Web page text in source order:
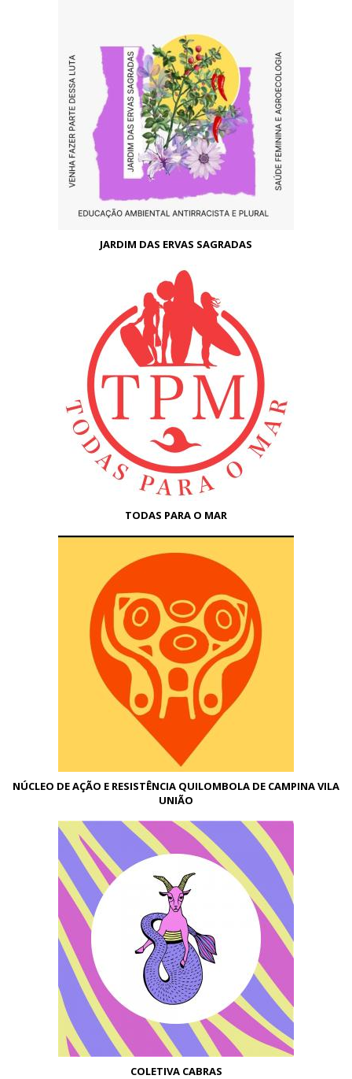
JARDIM DAS ERVAS SAGRADAS
TODAS PARA O MAR
NÚCLEO DE AÇÃO E RESISTÊNCIA QUILOMBOLA DE CAMPINA VILA
UNIÃO
COLETIVA CABRAS